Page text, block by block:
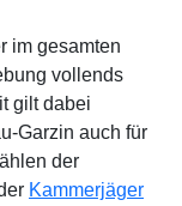
im gesamten
vollends
gilt dabei
Garzin auch für
der
Kammerjäger